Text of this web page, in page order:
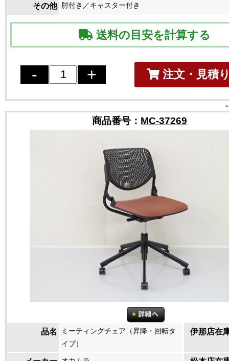
その他 肘付き／キャスター付き
送料の目安を計算する
注文・見積
商品番号： MC-37269
品名
ミーティングチェア（昇降・回転タ
イプ）
伊那店在